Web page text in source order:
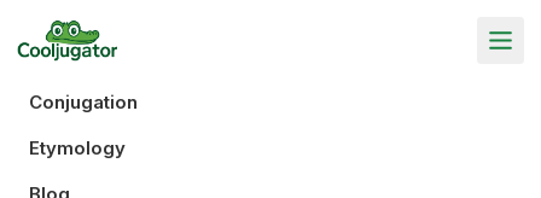
Conjugation
Etymology
Blog